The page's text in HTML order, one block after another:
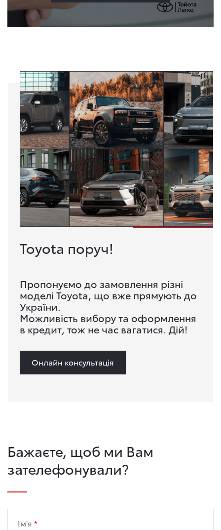
Toyota поруч!
Пропонуємо до замовлення різні
моделі Toyota, що вже прямують до
України.
Можливість вибору та оформлення
в кредит, тож не час вагатися. Дій!
Онлайн консультація
Бажаєте, щоб ми Вам
зателефонували?
Ім'я